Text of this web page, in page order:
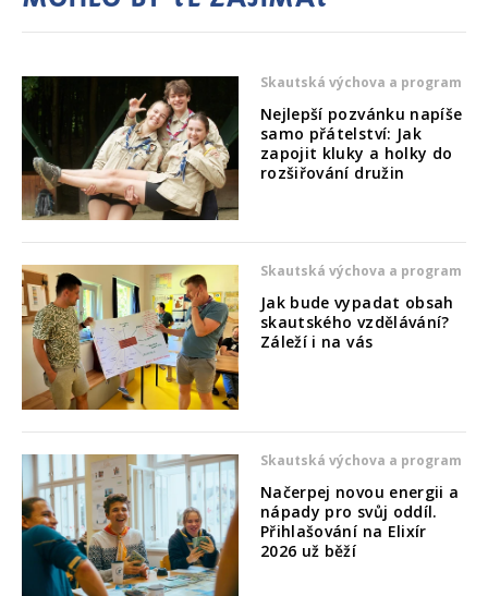
Skautská výchova a program
Nejlepší pozvánku napíše
samo přátelství: Jak
zapojit kluky a holky do
rozšiřování družin
Skautská výchova a program
Jak bude vypadat obsah
skautského vzdělávání?
Záleží i na vás
Skautská výchova a program
Načerpej novou energii a
nápady pro svůj oddíl.
Přihlašování na Elixír
2026 už běží